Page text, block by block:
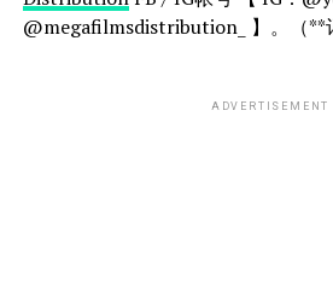
@megafilmsdistribution_ 】。（**
ADVERTISEMENT